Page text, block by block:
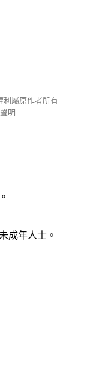
利屬原作者所有
明
成年人士。